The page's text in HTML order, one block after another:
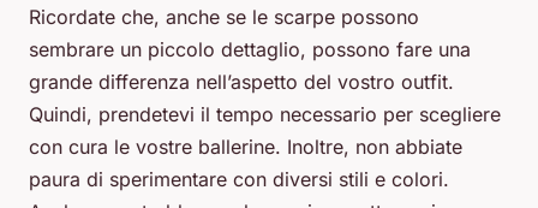
Ricordate che, anche se le scarpe possono
sembrare un piccolo dettaglio, possono fare una
grande differenza nell’aspetto del vostro outfit.
Quindi, prendetevi il tempo necessario per scegliere
con cura le vostre ballerine. Inoltre, non abbiate
paura di sperimentare con diversi stili e colori.